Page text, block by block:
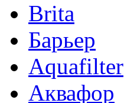
Brita
Барьер
Aquafilter
Аквафор